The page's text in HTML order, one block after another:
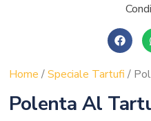
Home /Speciale Tartufi /
Polenta Al